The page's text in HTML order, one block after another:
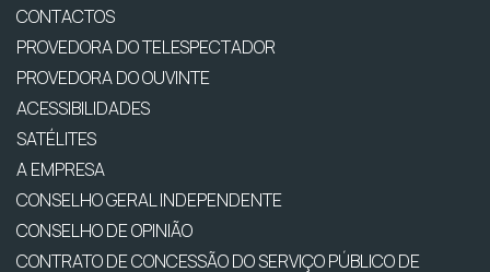
CONTACTOS
PROVEDORA DO TELESPECTADOR
PROVEDORA DO OUVINTE
ACESSIBILIDADES
SATÉLITES
A EMPRESA
CONSELHO GERAL INDEPENDENTE
CONSELHO DE OPINIÃO
CONTRATO DE CONCESSÃO DO SERVIÇO PÚBLICO DE